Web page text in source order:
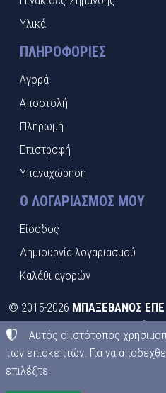
Υλικά
ΠΛΗΡΟΦΟΡΊΕΣ
Αγορά
Αποστολή
Πληρωμή
Επιστροφή
Υπαναχώρηση
Ο ΛΟΓΑΡΙΑΣΜΌΣ ΜΟΥ
Είσοδος
Δημιουργία λογαριασμού
Καλάθι αγορών
© 2015-2026 ΜΠΑΞΕΒΑΝΟΣ ΕΠΕ
ΑΦΜ:EL095413492• Αριθμός
Όροι χρήσης •Πολιτική
Ρυθμίσεις cookies
Αυτός ο ιστότοπος
των επισκεπτών. Για να
επιλέξτε